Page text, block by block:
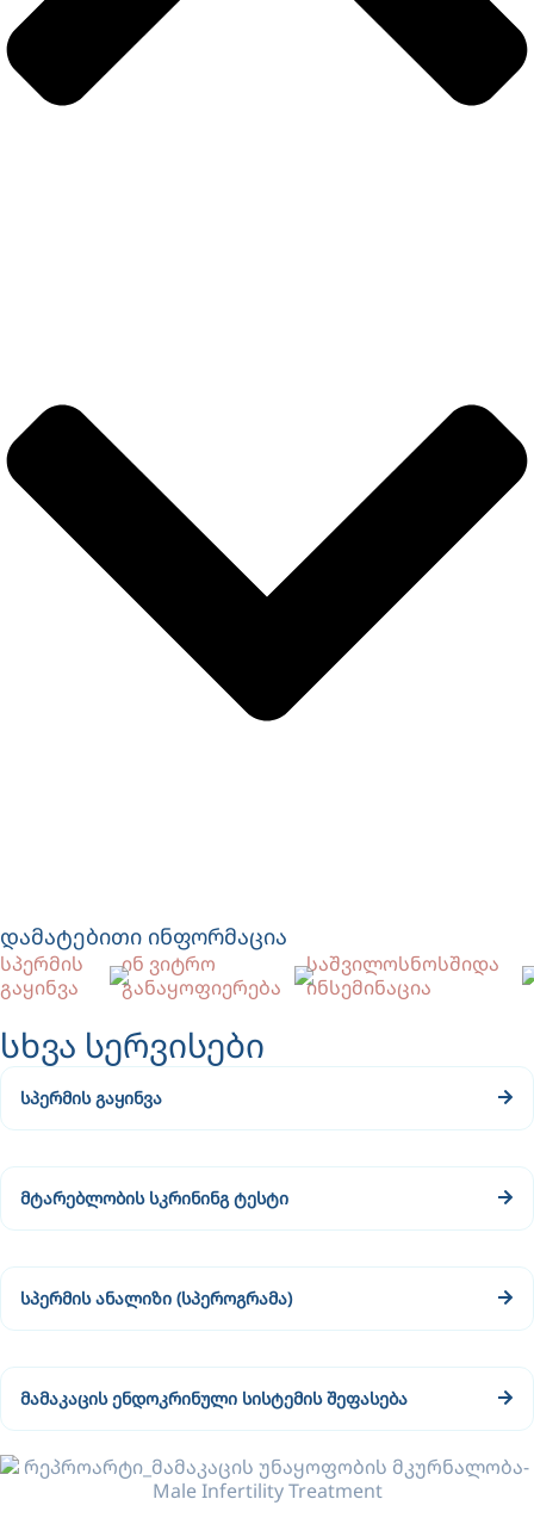
დამატებითი ინფორმაცია
სპერმის
გაყინვა
ინ ვიტრო
განაყოფიერება
საშვილოსნოსშიდა
ინსემინაცია
სხვა სერვისები
სპერმის გაყინვა
მტარებლობის სკრინინგ ტესტი
სპერმის ანალიზი (სპეროგრამა)
მამაკაცის ენდოკრინული სისტემის შეფასება